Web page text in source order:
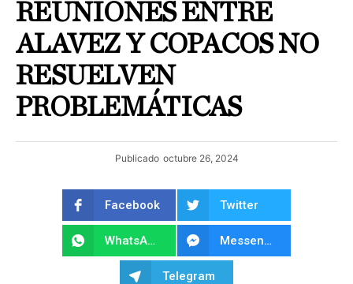
REUNIONES ENTRE
ALAVEZ Y COPACOS NO
RESUELVEN
PROBLEMÁTICAS
Publicado octubre 26, 2024
Facebook Twitter
WhatsApp Messenger
Telegram